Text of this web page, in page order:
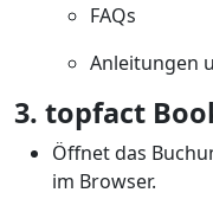
FAQs
Anleitungen
3. topfact
Öffnet das
im Browser.